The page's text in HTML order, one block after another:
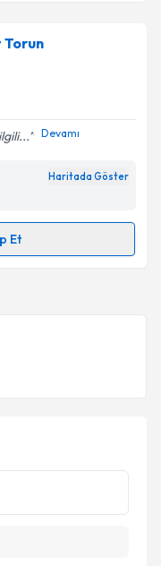
Torun
Devamı
Haritada Göster
Et
ile
ilişkin
belirtilen